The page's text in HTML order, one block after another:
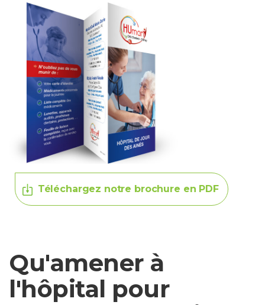
Téléchargez notre brochure en PDF
Qu'amener à
l'hôpital pour